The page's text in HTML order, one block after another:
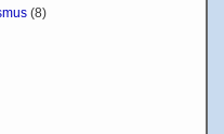
(8)